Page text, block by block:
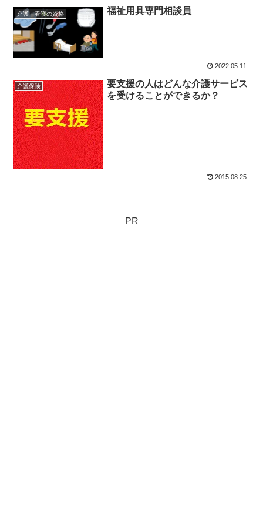
介護・看護の資格 福祉用具専門相談員
2022.05.11
介護保険
要支援の人はどんな介護サービス
を受けることができるか？
2015.08.25
PR